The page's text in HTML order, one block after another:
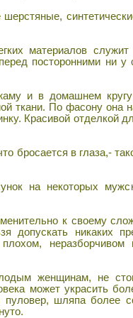
материалов
посторонними
и в домашнем
ткани. По фасону она
Красивой отделкой
бросается в глаза,-
на некоторых
к своему
допускать никаких
женщинам, не
может украсить
шляпа более